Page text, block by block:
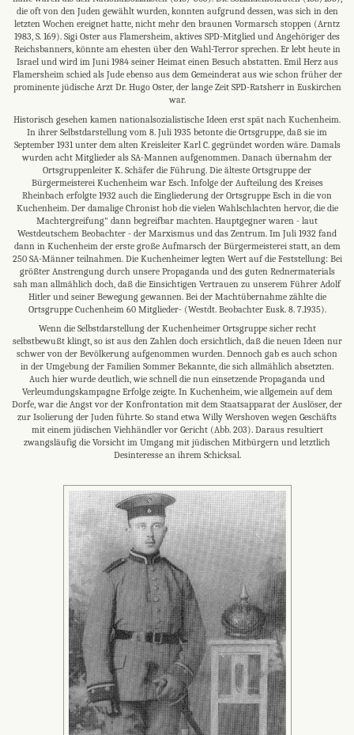
die oft von den Juden gewählt wurden, konnten aufgrund dessen, was sich in den
letzten Wochen ereignet hatte, nicht mehr den braunen Vormarsch stoppen (Arntz
1983, S. 169). Sigi Oster aus Flamersheim, aktives SPD-Mitglied und Angehöriger des
Reichsbanners, könnte am ehesten über den Wahl-Terror sprechen. Er lebt heute in
Israel und wird im Juni 1984 seiner Heimat einen Besuch abstatten. Emil Herz aus
Flamersheim schied als Jude ebenso aus dem Gemeinderat aus wie schon früher der
prominente jüdische Arzt Dr. Hugo Oster, der lange Zeit SPD-Ratsherr in Euskirchen
war.
Historisch gesehen kamen nationalsozialistische Ideen erst spät nach Kuchenheim.
In ihrer Selbstdarstellung vom 8. Juli 1935 betonte die Ortsgruppe, daß sie im
September 1931 unter dem alten Kreisleiter Karl C. gegründet worden wäre. Damals
wurden acht Mitglieder als SA-Mannen aufgenommen. Danach übernahm der
Ortsgruppenleiter K. Schäfer die Führung. Die älteste Ortsgruppe der
Bürgermeisterei Kuchenheim war Esch. Infolge der Aufteilung des Kreises
Rheinbach erfolgte 1932 auch die Eingliederung der Ortsgruppe Esch in die von
Kuchenheim. Der damalige Chronist hob die vielen Wahlschlachten hervor, die die
Machtergreifung" dann begreifbar machten. Hauptgegner waren - laut
Westdeutschem Beobachter - der Marxismus und das Zentrum. Im Juli 1932 fand
dann in Kuchenheim der erste große Aufmarsch der Bürgermeisterei statt, an dem
250 SA-Männer teilnahmen. Die Kuchenheimer legten Wert auf die Feststellung: Bei
größter Anstrengung durch unsere Propaganda und des guten Rednermaterials
sah man allmählich doch, daß die Einsichtigen Vertrauen zu unserem Führer Adolf
Hitler und seiner Bewegung gewannen. Bei der Machtübernahme zählte die
Ortsgruppe Cuchenheim 60 Mitglieder- (Westdt. Beobachter Eusk. 8. 7.1935).
Wenn die Selbstdarstellung der Kuchenheimer Ortsgruppe sicher recht
selbstbewußt klingt, so ist aus den Zahlen doch ersichtlich, daß die neuen Ideen nur
schwer von der Bevölkerung aufgenommen wurden. Dennoch gab es auch schon
in der Umgebung der Familien Sommer Bekannte, die sich allmählich absetzten.
Auch hier wurde deutlich, wie schnell die nun einsetzende Propaganda und
Verleumdungskampagne Erfolge zeigte. In Kuchenheim, wie allgemein auf dem
Dorfe, war die Angst vor der Konfrontation mit dem Staatsapparat der Auslöser, der
zur Isolierung der Juden führte. So stand etwa Willy Wershoven wegen Geschäfts
mit einem jüdischen Viehhändler vor Gericht (Abb. 203). Daraus resultiert
zwangsläufig die Vorsicht im Umgang mit jüdischen Mitbürgern und letztlich
Desinteresse an ihrem Schicksal.